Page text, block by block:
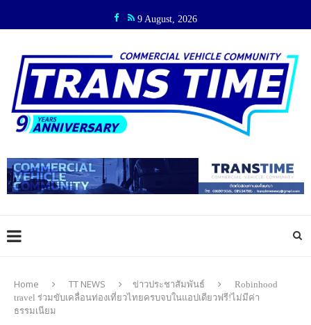
9 August, 2026
Home TT NEWS ข่าวประชาสัมพันธ์
Robinhood
travel ร่วมขับเคลื่อนท่องเที่ยวไทยครบจบในแอปเดียวฟรี!ไม่มีค่า
ธรรมเนียม